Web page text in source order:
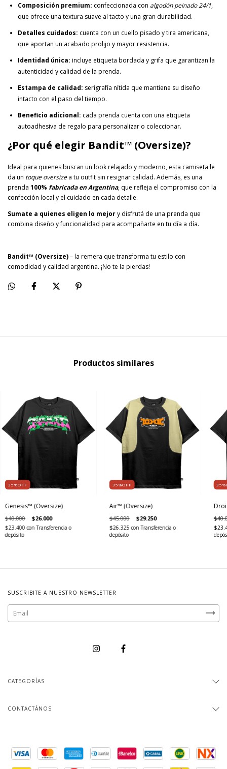
Composición premium: confeccionada con algodón peinado 24/1,
que ofrece una textura suave al tacto y una gran durabilidad.
Detalles cuidados: cuenta con un cuello pisado y tira americana,
que aportan un acabado prolijo y mayor resistencia.
Identidad única: incluye etiqueta bordada y grifa que garantizan la
autenticidad y calidad de la prenda.
Estampa de calidad: serigrafía nítida que mantiene su diseño
intacto con el paso del tiempo.
Beneficio adicional: cada prenda cuenta con una etiqueta
autoadhesiva de regalo para personalizar o coleccionar.
¿Por qué elegir Bandit™ (Oversize)?
Ideal para quienes buscan un look relajado y moderno, esta camiseta le
da un toque oversizea tu outfit sin resignar calidad. Además, es una
prenda 100% fabricada en Argentina, que refleja el compromiso con la
confección local y el cuidado en cada detalle.
Sumate a quienes eligen lo mejory disfrutá de una prenda que
combina diseño y funcionalidad para acompañarte en tu día a día.
Bandit™ (Oversize)– la remera que transforma tu estilo con
comodidad y calidad argentina. ¡No te la pierdas!
Productos similares
35%OFF
Genesis™ (Oversize)
$40.000 $26.000
$23.400con Transferencia o
depósito
35%OFF
Air™ (Oversize)
$45.000 $29.250
$26.325con Transferencia o
depósito
SUSCRIBITE A NUESTRO NEWSLETTER
CATEGORÍAS
CONTACTÁNOS